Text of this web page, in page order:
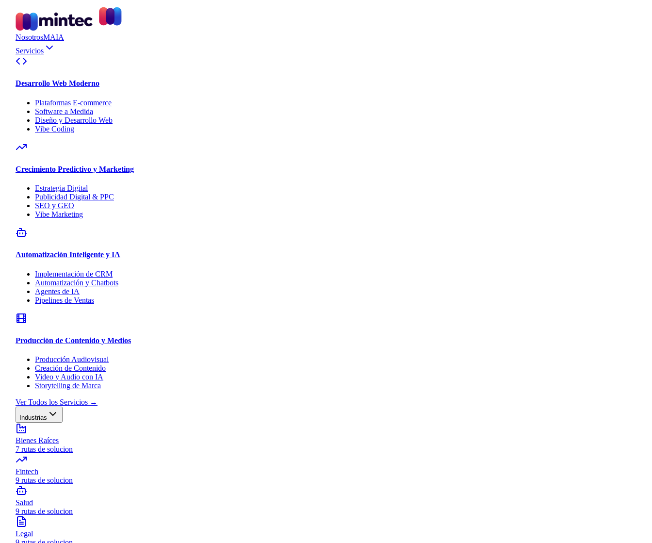
NosotrosMAIA
Servicios
Desarrollo Web Moderno
Plataformas E-commerce
Software a Medida
Diseño y Desarrollo Web
Vibe Coding
Crecimiento Predictivo y Marketing
Estrategia Digital
Publicidad Digital & PPC
SEO y GEO
Vibe Marketing
Automatización Inteligente y IA
Implementación de CRM
Automatización y Chatbots
Agentes de IA
Pipelines de Ventas
Producción de Contenido y Medios
Producción Audiovisual
Creación de Contenido
Video y Audio con IA
Storytelling de Marca
Ver Todos los Servicios →
Industrias
Bienes Raíces
7 rutas de solucion
Fintech
9 rutas de solucion
Salud
9 rutas de solucion
Legal